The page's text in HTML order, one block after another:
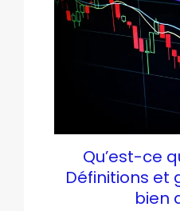
Qu’est-ce
Définitions et
bien